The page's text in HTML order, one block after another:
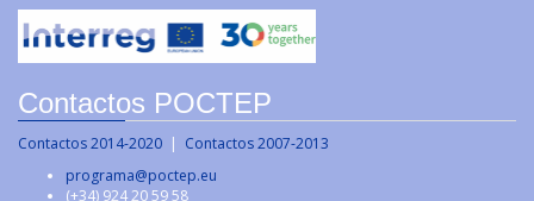
Contactos POCTEP
Contactos 2014-2020 | Contactos 2007-2013
programa@poctep.eu
(+34) 924 20 59 58